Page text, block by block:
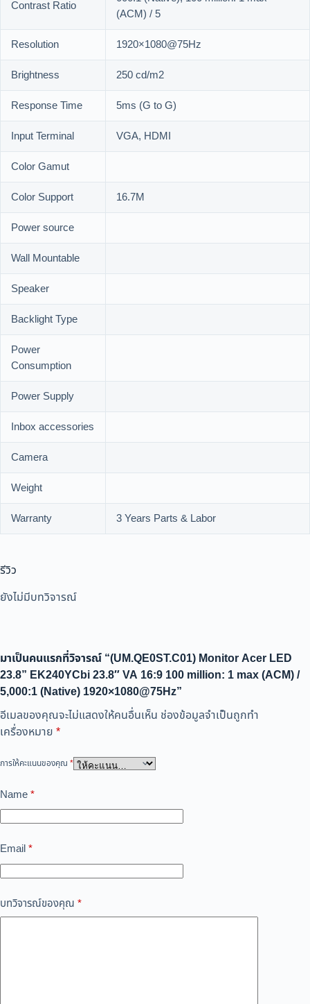
Contrast Ratio
(ACM) / 5
Resolution
1920×1080@75Hz
Brightness
250 cd/m2
Response Time
5ms (G to G)
Input Terminal
VGA, HDMI
Color Gamut
Color Support
16.7M
Power source
Wall Mountable
Speaker
Backlight Type
Power
Consumption
Power Supply
Inbox accessories
Camera
Weight
Warranty
3 Years Parts & Labor
รีวิว
ยังไม่มีบทวิจารณ์
มาเป็นคนแรกที่วิจารณ์ “(UM.QE0ST.C01) Monitor Acer LED
23.8” EK240YCbi 23.8″ VA 16:9 100 million: 1 max (ACM) /
5,000:1 (Native) 1920×1080@75Hz”
อีเมลของคุณจะไม่แสดงให้คนอื่นเห็น ช่องข้อมูลจำเป็นถูกทำ
เครื่องหมาย *
การให้คะแนนของคุณ *
Name*
Email*
บทวิจารณ์ของคุณ *